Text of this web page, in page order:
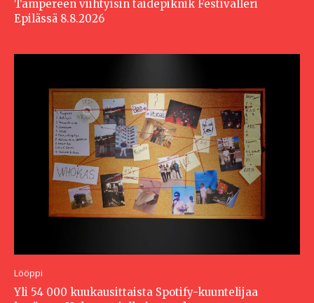
Tampereen viihtyisin taidepiknik Festivalleri
Epilässä 8.8.2026
Lööppi
Yli 54 000 kuukausittaista Spotify-kuuntelijaa